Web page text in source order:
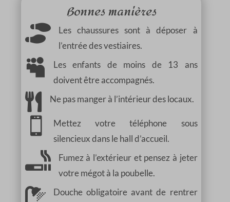
Bonnes manières

Les chaussures sont à déposer à
l’entrée des vestiaires.

Les enfants de moins de 13 ans
doivent être accompagnés.
 Ne pas manger à l’intérieur des locaux.

Mettez votre téléphone sous
silencieux dans le hall d’accueil.

Fumez à l’extérieur et pensez à jeter
votre mégot à la poubelle.

Douche obligatoire avant de rentrer